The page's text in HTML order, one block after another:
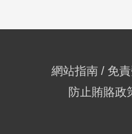
網站指南 免
防止賄賂政